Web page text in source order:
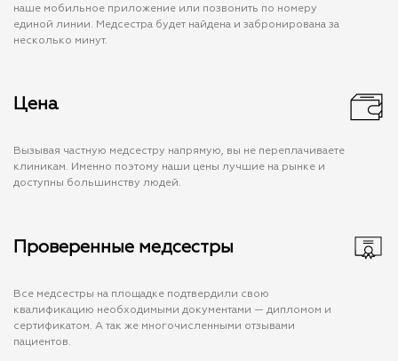
наше мобильное приложение или позвонить по номеру
единой линии. Медсестра будет найдена и забронирована за
несколько минут.
Цена
Вызывая частную медсестру напрямую, вы не переплачиваете
клиникам. Именно поэтому наши цены лучшие на рынке и
доступны большинству людей.
Проверенные медсестры
Все медсестры на площадке подтвердили свою
квалификацию необходимыми документами — дипломом и
сертификатом. А так же многочисленными отзывами
пациентов.